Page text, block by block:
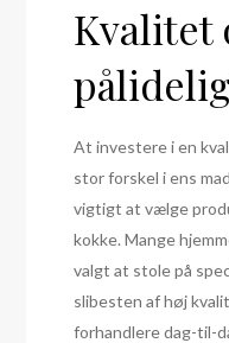
Kvalitet
At investere i en
stor forskel i ens
vigtigt at vælge
kokke. Mange
valgt at stole på
slibesten af høj
forhandlere dag-til-